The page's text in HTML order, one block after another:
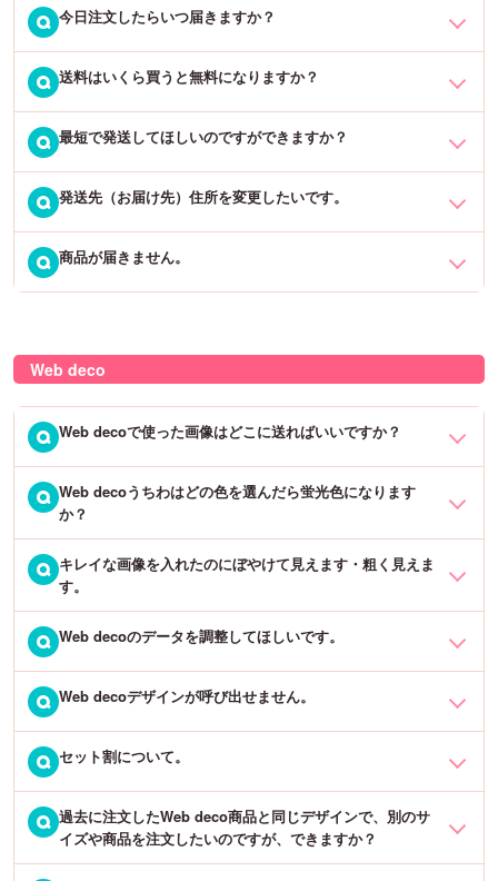
うことが多いですが、3・5営業日出荷の商品はご注意ください。な
お、「○月○日迄のご注文で」というのは、その日の23時59分までに
確定いただいたご注文となります。
発送予定日を過ぎても発送完了メールが届かない場合は、お手数を
ださい。解決しなかった場合は、お問い合わせフォームよりご連絡
をお願いいたします。
送り状番号は、発送日の夕方（15〜17時）にお送りする「発送完了
メール」に記載がございます。メールが届かない場合は、Q&A「メ
ールが届かない場合」をご確認下さい。
Q 今日注文したらいつ届きますか？
ご注文商品によって発送日が異なります。「
」をご
覧ください。
上記ページをご覧いただき、解決しない場合は、商品名・購入予定
ォームからお問い合わせをお願いいたします。
Q 送料はいくら買うと無料になりますか？
商品6,600円以上お買い上げで送料無料となります。
※但し沖縄県は送料960円がかかります。何卒ご了承くださいませ。
Q 最短で発送してほしいのですができますか？
当店では常に最短出荷をしておりますので、ご安心ください。商品
により発送タイミングが違います。「
ださい。
Q 発送先（お届け先）住所を変更したいです。
【商品発送前の変更】
ご注文者様氏名・ご注文番号・変更をご希望の発送先の郵便番号・
【商品発送後の変更】
「発送完了メール」に記載の送り状番号をもとに各配送業者へご連
絡をお願いいたします。※恐れ入りますが、当店にご連絡をいただき
ましても変更できかねます。
Q 商品が届きません。
認の上、分からない場合はお問い合わせフォームよりご連絡下さ
・発送完了メールは来たが、商品が届かない場合
何らかの原因で配達遅延が起きております。お手数ですが、発送完
了メールに記載のお問合せ番号を基に、運送会社へ直接お問い合わ
せ下さい。
Web deco
Q Web decoで使った画像はどこに送ればいいですか？
Web deco商品は別途こちらに画像を送っていただく必要はございま
せん。デザインを作成し、注文するだけで当店にデザインデータが
送られてきます。
Q Web decoうちわはどの色を選んだら蛍光色になります
か？
大変申し訳ございませんが、Web decoうちわは蛍光色での作成はで
きません。全面印刷での作成となりますので、どの色も蛍光色には
なりません。蛍光色をご希望の場合は、簡単オーダーやフルオーダ
ーうちわをおすすめいたします。
Q キレイな画像を入れたのにぼやけて見えます・粗く見えま
す。
Web decoシミュレーション上では、お客様がWeb上で快適に操作し
ていただけるよう、元の画像より画質を抑えて表示しております。
そのため、元の画像よりぼやけていたり、画質が悪く見える場合が
で、ご入稿いただきましたデータの画質が落ちることはございませ
ん。ご安心下さい。
Q Web decoのデータを調整してほしいです。
当店ではWeb decoデータの調整は行っておりません。お客様に作成
いただいたデザイン通りに商品を作成いたします。何卒ご了承くだ
さいませ。
Q Web decoデザインが呼び出せません。
下記4点をご確認下さいますようお願いいたします。
・商品は「Web deco商品」ですか？
簡単オーダーやフリーカット商品など、商品名に「Web deco」と入
っていない場合は、デザインの呼び出しができません。
Q セット割について。
セット割は4個までの単位となります。
・5個ご注文の場合は…4個セット1つと単品1つ
・6個ご注文の場合は…4個セット1つと2個セット1つ
Q 過去に注文したWeb deco商品と同じデザインで、別のサ
イズや商品を注文したいのですが、できますか？